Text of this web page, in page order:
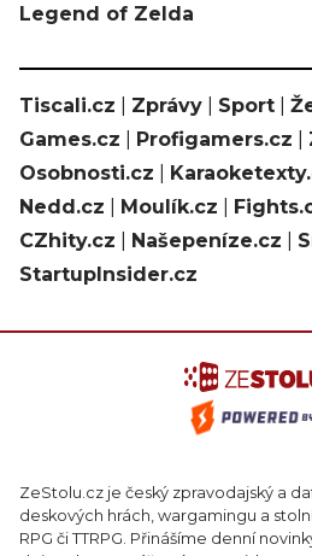
Legend of Zelda
Tiscali.cz Zprávy Sport
Games.cz
Profigamers.cz
Osobnosti.cz
Nedd.cz
Moulík.cz
CZhity.cz
Našepeníze.cz
StartupInsider.cz
ZeStolu.cz je český zpravodajský a
deskových hrách, wargamingu a
RPG či TTRPG. Přinášíme denní